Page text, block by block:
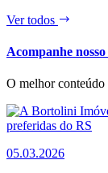
Ver todos
Acompanhe
O melhor
05.03.2026